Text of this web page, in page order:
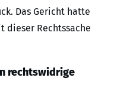
Das Gericht hatte
dieser Rechtssache
rechtswidrige